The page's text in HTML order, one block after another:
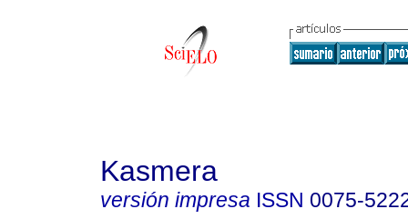
Kasmera
versión impresa ISSN 0075-